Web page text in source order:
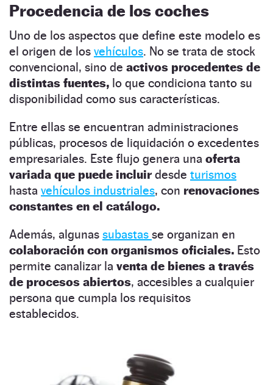
Procedencia de los coches
Uno de los aspectos que define este modelo es
el origen de los vehículos. No se trata de stock
convencional, sino de activos procedentes de
distintas fuentes, lo que condiciona tanto su
disponibilidad como sus características.
Entre ellas se encuentran administraciones
públicas, procesos de liquidación o excedentes
empresariales. Este flujo genera una oferta
variada que puede incluirdesde turismos
hasta vehículos industriales, con renovaciones
constantes en el catálogo.
Además, algunas subastas se organizan en
colaboración con organismos oficiales. Esto
permite canalizar la venta de bienes a través
de procesos abiertos, accesibles a cualquier
persona que cumpla los requisitos
establecidos.